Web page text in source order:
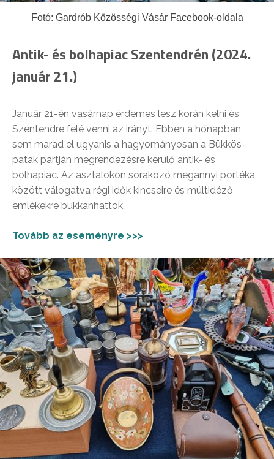
Fotó: Gardrób Közösségi Vásár Facebook-oldala
Antik- és bolhapiac Szentendrén (2024.
január 21.)
Január 21-én vasárnap érdemes lesz korán kelni és
Szentendre felé venni az irányt. Ebben a hónapban
sem marad el ugyanis a hagyományosan a Bükkös-
patak partján megrendezésre kerülő antik- és
bolhapiac. Az asztalokon sorakozó megannyi portéka
között válogatva régi idők kincseire és múltidéző
emlékekre bukkanhattok.
Tovább az eseményre >>>